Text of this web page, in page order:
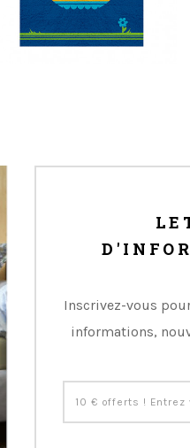
Inscrivez-vous
informations,